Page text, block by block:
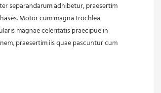
Motor cum magna trochlea
magnae celeritatis praecipue in
praesertim iis quae pascuntur cum